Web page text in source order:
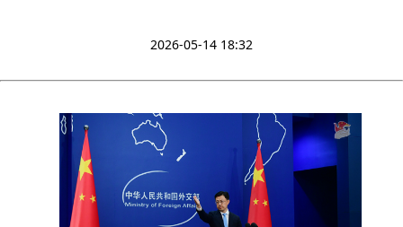
2026-05-14 18:32